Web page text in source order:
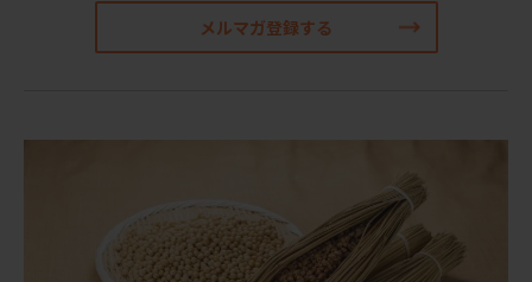
メルマガ登録する